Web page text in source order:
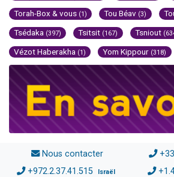
Torah-Box & vous (1) Tou Béav (3)
Tsédaka (397) Tsitsit (167) Tsniout
Vézot Haberakha (1) Yom Kippour (318)
Nous contacter
+972.2.37.41.515 Israël